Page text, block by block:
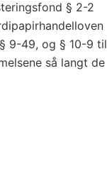
§ 2-2
9-49, og § 10-9 til
så langt de